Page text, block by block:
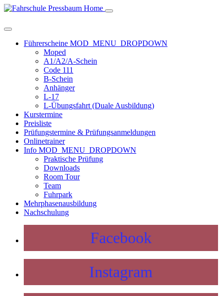
Home
Führerscheine MOD_MENU_DROPDOWN
Moped
A1/A2/A-Schein
Code 111
B-Schein
Anhänger
L-17
L-Übungsfahrt (Duale Ausbildung)
Kurstermine
Preisliste
Prüfungstermine & Prüfungsanmeldungen
Onlinetrainer
Info MOD_MENU_DROPDOWN
Praktische Prüfung
Downloads
Room Tour
Team
Fuhrpark
Mehrphasenausbildung
Nachschulung
Facebook
Instagram